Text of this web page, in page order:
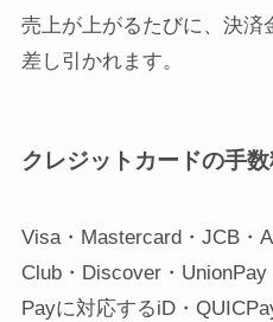
売上が上がるたびに、決済
差し引かれます。
クレジットカードの手
Visa・Mastercard・JCB・
Club・Discover・
Payに対応するiD・